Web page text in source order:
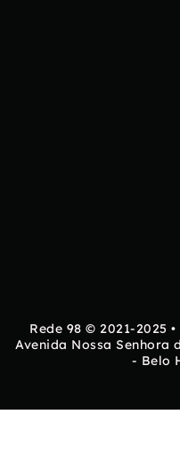
Rede 98 © 2021-2025
Avenida Nossa Senhora
- Belo